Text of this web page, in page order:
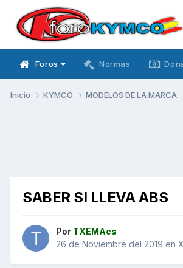
Foros Normas
Inicio KYMCO MODELOS DE LA MARCA
SABER SI LLEVA ABS
Por TXEMAcs
26 de Noviembre del 2019 en